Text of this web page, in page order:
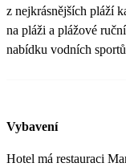
z nejkrásnějších pláží
na pláži a plážové
nabídku vodních
Vybavení
Hotel má restauraci